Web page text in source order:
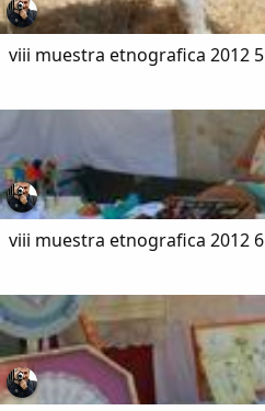
viii muestra etnografica 2012 5
viii muestra etnografica 2012 6